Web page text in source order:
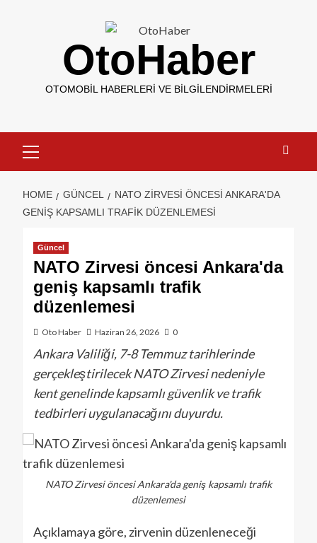
OtoHaber
OTOMOBIL HABERLERI VE BILGILENDIRMELERI
HOME GÜNCEL
NATO ZIRVESI ÖNCESI ANKARA'DA
GENIŞ KAPSAMLI TRAFIK DÜZENLEMESI
Güncel
NATO Zirvesi öncesi Ankara'da
geniş kapsamlı trafik
düzenlemesi
Oto Haber Haziran 26, 2026 0
Ankara Valiliği, 7-8 Temmuz tarihlerinde
gerçekleştirilecek NATO Zirvesi nedeniyle
kent genelinde kapsamlı güvenlik ve trafik
tedbirleri uygulanacağını duyurdu.
NATO Zirvesi öncesi Ankara'da geniş kapsamlı trafik
düzenlemesi
Açıklamaya göre, zirvenin düzenleneceği